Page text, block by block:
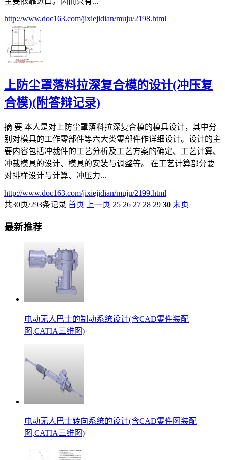
http://www.doc163.com/jixiejidian/muju/2198.html
上防尘罩落料拉深复合模的设计(冲压复
合模)(附答辩记录)
摘 要 本人是对上防尘罩落料拉深复合模的模具设计，其中分
别对模具的工作零部件等六大类零部件作详细设计。设计的主
要内容包括冲裁件的工艺分析及工艺方案的确定、工艺计算、
冲裁模具的设计、模具的安装与调整等。 在工艺计算部分要
对排样设计与计算、冲压力...
http://www.doc163.com/jixiejidian/muju/2199.html
共30页/293条记录 首页 上一页 25 26 27 28 29 30 末页
最新推荐
电动无人巴士的制动系统设计(含CAD零件装配
图,CATIA三维图)
电动无人巴士转向系统的设计(含CAD零件图装配
图,CATIA三维图)